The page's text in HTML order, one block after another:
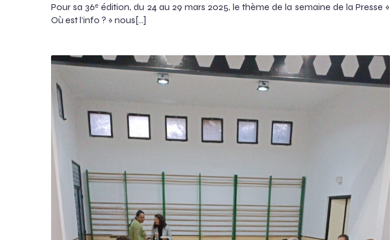
Pour sa 36ᵉ édition, du 24 au 29 mars 2025, le thème de la semaine de la Presse «
Où est l’info ? » nous[…]